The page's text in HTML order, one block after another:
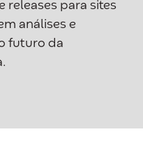
releases para sites
análises e
futuro da